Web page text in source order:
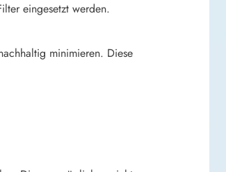
eingesetzt werden.
minimieren. Diese